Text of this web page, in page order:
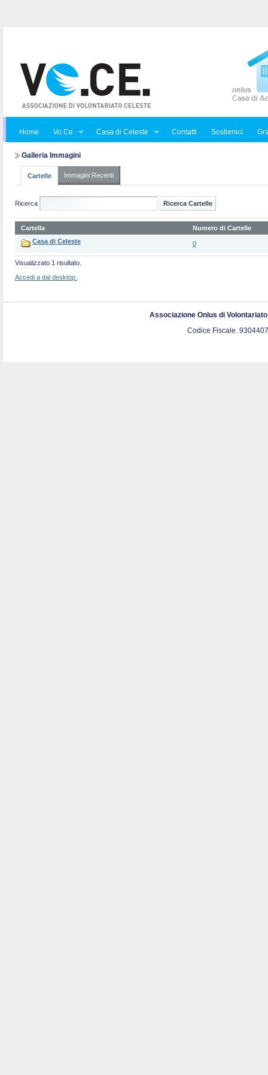
Home Vo.Ce Casa di Celeste Contatti Sostienici
Galleria Immagini
Cartelle Immagini Recenti
Ricerca
Cartella
Numero di Cartelle
Casa di Celeste
0
Visualizzato 1 risultato.
Accedi a dal desktop.
Associazione Onlus di
Codice Fiscale.